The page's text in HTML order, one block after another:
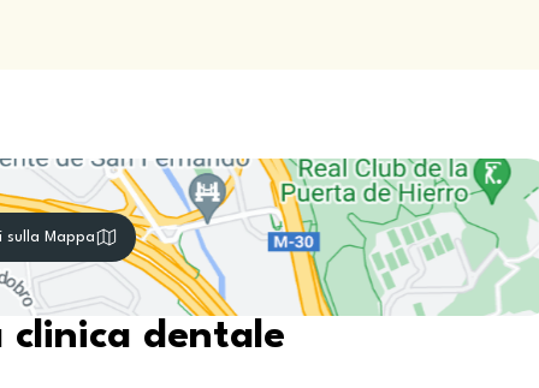
sulla Mappa
dentale